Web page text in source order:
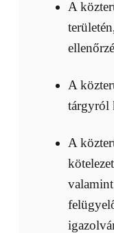
A
A
tárgyról
A